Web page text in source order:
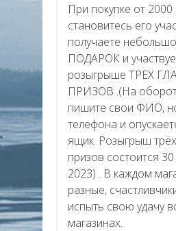
При покупке от
становитесь его
получаете
ПОДАРОК и
розыгрыше ТРЕХ
ПРИЗОВ .(На
пишите свои ФИО,
телефона и
ящик. Розыгрыш
призов состоится
2023) . В каждом
разные,
испыть свою удачу
магазинах.